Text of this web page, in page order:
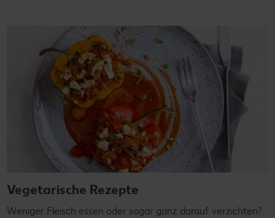
Vegetarische Rezepte
Weniger Fleisch essen oder sogar ganz darauf verzichten?